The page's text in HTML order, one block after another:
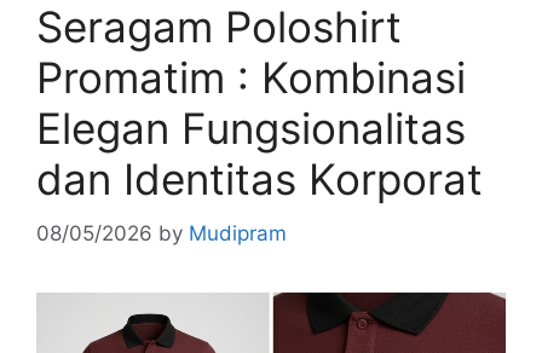
Seragam Poloshirt
Promatim : Kombinasi
Elegan Fungsionalitas
dan Identitas Korporat
08/05/2026 by Mudipram